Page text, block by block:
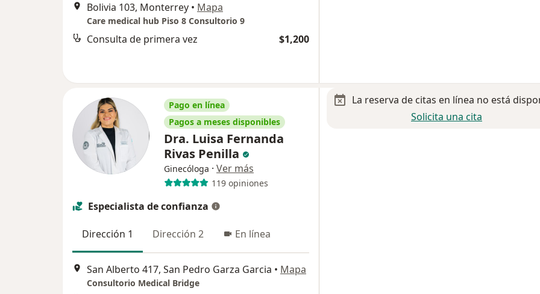
Bolivia 103, Monterrey • Mapa
Care medical hub Piso 8 Consultorio 9
Consulta de primera vez $1,200
Pago en línea
Pagos a meses disponibles
Dra. Luisa Fernanda
Rivas Penilla
Ginecóloga · Ver más
119 opiniones
Especialista de confianza
Dirección 1 Dirección 2 En línea
San Alberto 417, San Pedro Garza Garcia • Mapa
Consultorio Medical Bridge
La reserva de citas en línea no está
Solicita una cita